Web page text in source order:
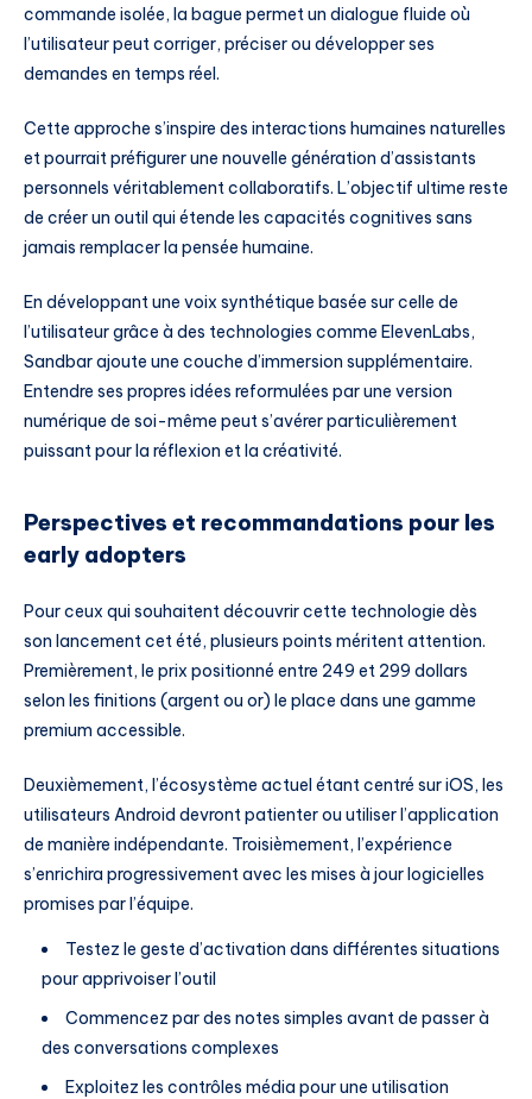
commande isolée, la bague permet un dialogue fluide où
l’utilisateur peut corriger, préciser ou développer ses
demandes en temps réel.
Cette approche s’inspire des interactions humaines naturelles
et pourrait préfigurer une nouvelle génération d’assistants
personnels véritablement collaboratifs. L’objectif ultime reste
de créer un outil qui étende les capacités cognitives sans
jamais remplacer la pensée humaine.
En développant une voix synthétique basée sur celle de
l’utilisateur grâce à des technologies comme ElevenLabs,
Sandbar ajoute une couche d’immersion supplémentaire.
Entendre ses propres idées reformulées par une version
numérique de soi-même peut s’avérer particulièrement
puissant pour la réflexion et la créativité.
Perspectives et recommandations pour les
early adopters
Pour ceux qui souhaitent découvrir cette technologie dès
son lancement cet été, plusieurs points méritent attention.
Premièrement, le prix positionné entre 249 et 299 dollars
selon les finitions (argent ou or) le place dans une gamme
premium accessible.
Deuxièmement, l’écosystème actuel étant centré sur iOS, les
utilisateurs Android devront patienter ou utiliser l’application
de manière indépendante. Troisièmement, l’expérience
s’enrichira progressivement avec les mises à jour logicielles
promises par l’équipe.
Testez le geste d’activation dans différentes situations
pour apprivoiser l’outil
Commencez par des notes simples avant de passer à
des conversations complexes
Exploitez les contrôles média pour une utilisation